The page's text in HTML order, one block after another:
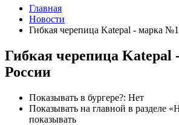
Главная
Новости
Гибкая черепица Katepal - марка
Гибкая черепица
России
Показывать в бургере?: Нет
Показывать на главной в разделе
показывать